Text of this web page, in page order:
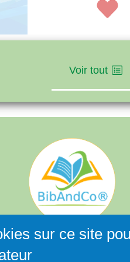
Voir tout
sur ce site